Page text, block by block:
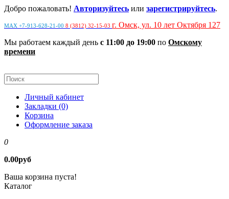
Добро пожаловать! Авторизуйтесь или зарегистрируйтесь.
MAX +7-913-628-21-00 8 (3812) 32-15-03 г. Омск, ул. 10 лет Октября 127
Мы работаем каждый день с 11:00 до 19:00 по Омскому
времени
Личный кабинет
Закладки (0)
Корзина
Оформление заказа
0
0.00руб
Ваша корзина пуста!
Каталог